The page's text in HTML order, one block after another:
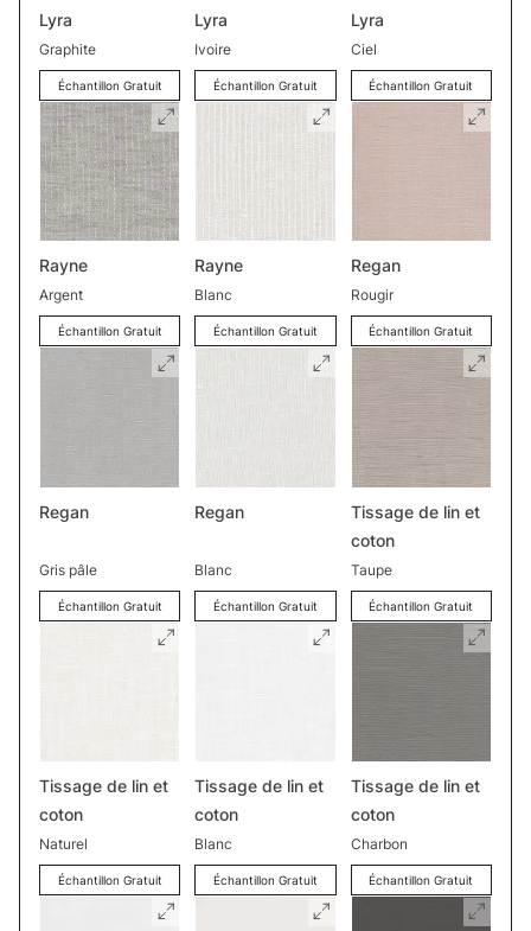
Lyra
Graphite
Échantillon Gratuit
Lyra
Ivoire
Échantillon Gratuit
Lyra
Ciel
Échantillon Gratuit
Rayne
Argent
Échantillon Gratuit
Rayne
Blanc
Échantillon Gratuit
Regan
Rougir
Échantillon Gratuit
Regan
Gris pâle
Échantillon Gratuit
Regan
Blanc
Échantillon Gratuit
Tissage de lin et
coton
Taupe
Échantillon Gratuit
Tissage de lin et
coton
Naturel
Échantillon Gratuit
Tissage de lin et
coton
Blanc
Échantillon Gratuit
Tissage de lin et
coton
Charbon
Échantillon Gratuit